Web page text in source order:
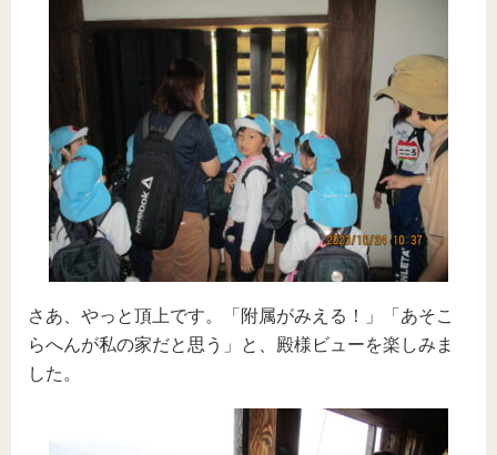
さあ、やっと頂上です。「附属がみえる！」「あそこ
らへんが私の家だと思う」と、殿様ビューを楽しみま
した。